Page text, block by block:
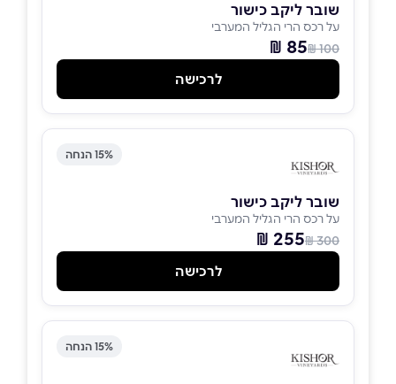
שובר ליקב כישור
על רכס הרי הגליל המערבי
100 ₪
85 ₪
לרכישה
15% הנחה
שובר ליקב כישור
על רכס הרי הגליל המערבי
300 ₪
255 ₪
לרכישה
15% הנחה